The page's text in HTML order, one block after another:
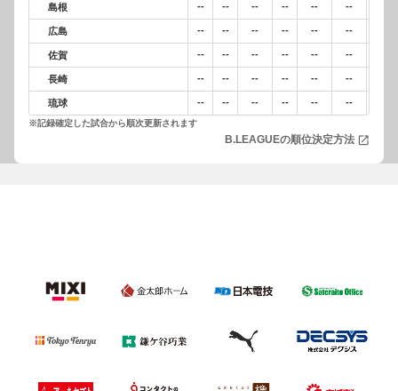
島根 -- -- -- -- -- --
広島 -- -- -- -- -- --
佐賀 -- -- -- -- -- --
長崎 -- -- -- -- -- --
琉球 -- -- -- -- -- --
※記録確定した試合から順次更新されます
B.LEAGUEの順位決定方法 open_in_new